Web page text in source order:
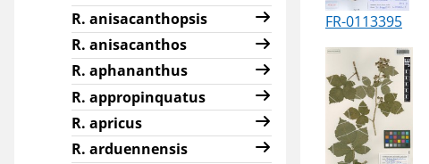
R. anisacanthopsis
R. anisacanthos
R. aphananthus
R. appropinquatus
R. apricus
R. arduennensis
FR-0113395